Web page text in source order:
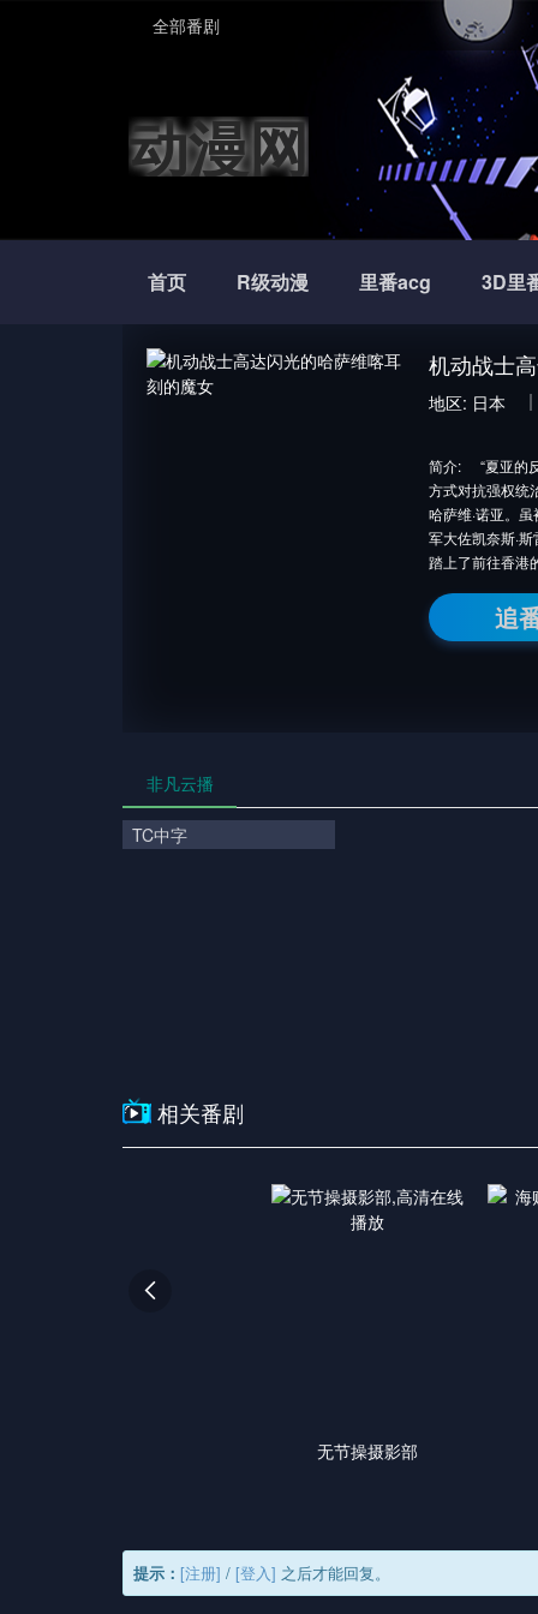
全部番剧
动漫网
首页 R级动漫 里番acg 3D里
机动战士
地区: 日本
简介:
“夏亚的
方式对抗强权统
哈萨维·诺亚。
军大佐凯奈斯·
踏上了前往香港
追
非凡云播
TC中字
相关番剧
无节操摄影部

提示： [注册] / [登入] 之后才能回复。